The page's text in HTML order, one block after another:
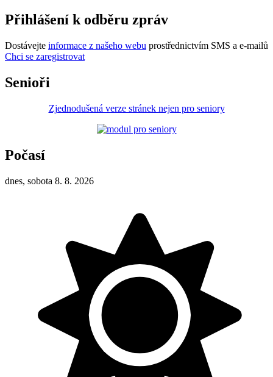
Přihlášení k odběru zpráv
Dostávejte informace z našeho webu prostřednictvím SMS a e-mailů
Chci se zaregistrovat
Senioři
Zjednodušená verze stránek nejen pro seniory
Počasí
dnes, sobota 8. 8. 2026